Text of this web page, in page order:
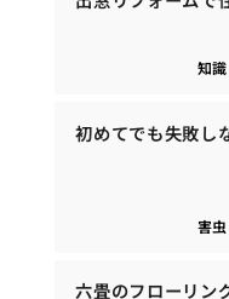
知識
初めてでも失敗し
害虫
六畳のフローリン